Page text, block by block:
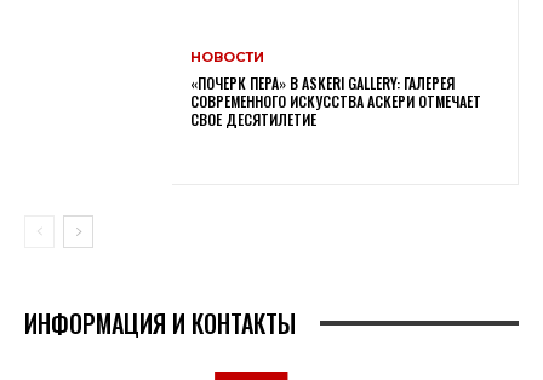
НОВОСТИ
«ПОЧЕРК ПЕРА» В ASKERI GALLERY: ГАЛЕРЕЯ
СОВРЕМЕННОГО ИСКУССТВА АСКЕРИ ОТМЕЧАЕТ
СВОЕ ДЕСЯТИЛЕТИЕ
ИНФОРМАЦИЯ И КОНТАКТЫ